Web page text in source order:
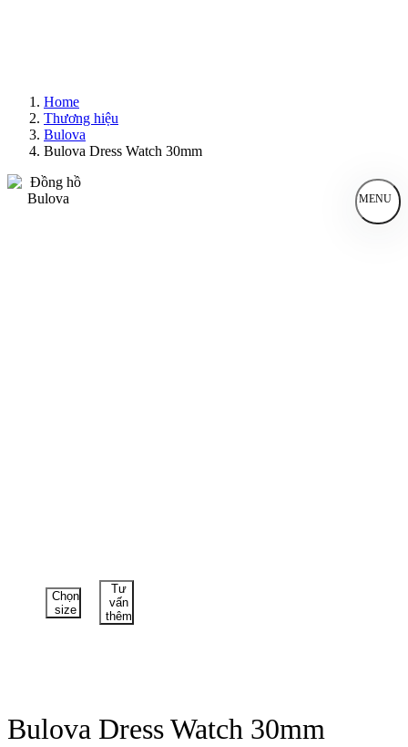
Home
Thương hiệu
Bulova
Bulova Dress Watch 30mm
MENU
Chọn
size
Tư
vấn
thêm
Bulova Dress Watch 30mm